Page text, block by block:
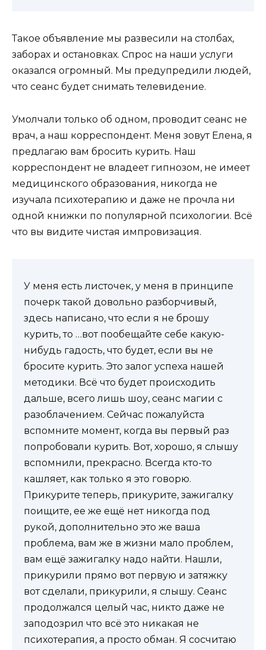
Такое объявление мы развесили на столбах,
заборах и остановках. Спрос на наши услуги
оказался огромный. Мы предупредили людей,
что сеанс будет снимать телевидение.
Умолчали только об одном, проводит сеанс не
врач, а наш корреспондент. Меня зовут Елена, я
предлагаю вам бросить курить. Наш
корреспондент не владеет гипнозом, не имеет
медицинского образования, никогда не
изучала психотерапию и даже не прочла ни
одной книжки по популярной психологии. Всё
что вы видите чистая импровизация.
У меня есть листочек, у меня в принципе
почерк такой довольно разборчивый,
здесь написано, что если я не брошу
курить, то …вот пообещайте себе какую-
нибудь гадость, что будет, если вы не
бросите курить. Это залог успеха нашей
методики. Всё что будет происходить
дальше, всего лишь шоу, сеанс магии с
разоблачением. Сейчас пожалуйста
вспомните момент, когда вы первый раз
попробовали курить. Вот, хорошо, я слышу
вспомнили, прекрасно. Всегда кто-то
кашляет, как только я это говорю.
Прикурите теперь, прикурите, зажигалку
поищите, ее же ещё нет никогда под
рукой, дополнительно это же ваша
проблема, вам же в жизни мало проблем,
вам ещё зажигалку надо найти. Нашли,
прикурили прямо вот первую и затяжку
вот сделали, прикурили, я слышу. Сеанс
продолжался целый час, никто даже не
заподозрил что всё это никакая не
психотерапия, а просто обман. Я сосчитаю